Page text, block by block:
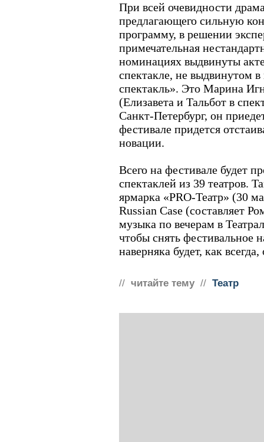
При всей очевидности
предлагающего сильную
программу, в решении
примечательная
номинациях выдвинуты
спектакле, не выдвинутом
спектакль». Это Марина
(Елизавета и Тальбот в
Санкт-Петербург, он
фестивале придется
новации.
Всего на фестивале будет
спектаклей из 39 театров.
ярмарка «PRO-Театр» (30
Russian Case (составляет
музыка по вечерам в
чтобы снять фестивальное
наверняка будет, как
// читайте тему // Театр